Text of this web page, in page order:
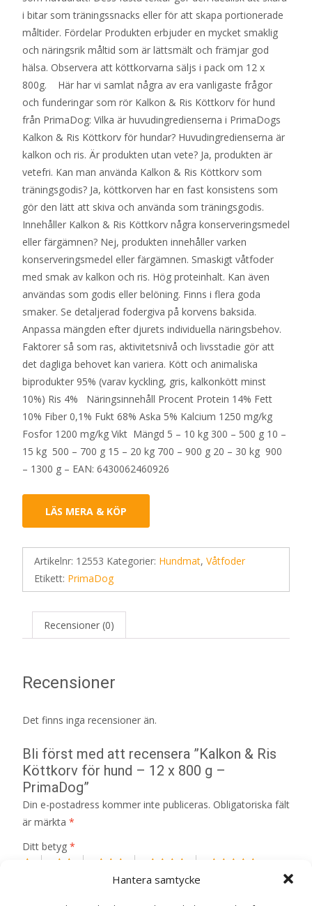
Hantera samtycke
i bitar som träningssnacks eller för att skapa portionerade
måltider. Fördelar Produkten erbjuder en mycket smaklig
och näringsrik måltid som är lättsmält och främjar god
hälsa. Observera att köttkorvarna säljs i pack om 12 x
800g. Här har vi samlat några av era vanligaste frågor
och funderingar som rör Kalkon & Ris Köttkorv för hund
från PrimaDog: Vilka är huvudingredienserna i PrimaDogs
Kalkon & Ris Köttkorv för hundar? Huvudingredienserna är
kalkon och ris. Är produkten utan vete? Ja, produkten är
vetefri. Kan man använda Kalkon & Ris Köttkorv som
träningsgodis? Ja, köttkorven har en fast konsistens som
gör den lätt att skiva och använda som träningsgodis.
Innehåller Kalkon & Ris Köttkorv några konserveringsmedel
eller färgämnen? Nej, produkten innehåller varken
konserveringsmedel eller färgämnen. Smaskigt våtfoder
med smak av kalkon och ris. Hög proteinhalt. Kan även
användas som godis eller belöning. Finns i flera goda
smaker. Se detaljerad fodergiva på korvens baksida.
Anpassa mängden efter djurets individuella näringsbehov.
Faktorer så som ras, aktivitetsnivå och livsstadie gör att
det dagliga behovet kan variera. Kött och animaliska
biprodukter 95% (varav kyckling, gris, kalkonkött minst
10%) Ris 4% Näringsinnehåll Procent Protein 14% Fett
10% Fiber 0,1% Fukt 68% Aska 5% Kalcium 1250 mg/kg
Fosfor 1200 mg/kg Vikt Mängd 5 – 10 kg 300 – 500 g 10 –
15 kg 500 – 700 g 15 – 20 kg 700 – 900 g 20 – 30 kg 900
– 1300 g – EAN: 6430062460926
LÄS MERA & KÖP
Artikelnr: 12553 Kategorier: Hundmat, Våtfoder
Etikett: PrimaDog
Recensioner (0)
Recensioner
Det finns inga recensioner än.
Bli först med att recensera ”Kalkon & Ris
Köttkorv för hund – 12 x 800 g –
PrimaDog”
Din e-postadress kommer inte publiceras. Obligatoriska fält
är märkta *
Ditt betyg *